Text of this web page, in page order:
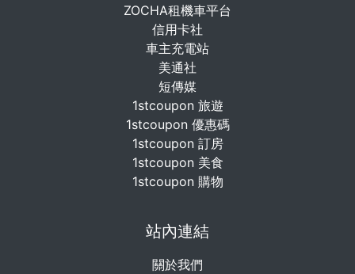
ZOCHA租機車平台
信用卡社
車主充電站
美通社
短傳媒
1stcoupon 旅遊
1stcoupon 優惠碼
1stcoupon 訂房
1stcoupon 美食
1stcoupon 購物
站內連結
關於我們